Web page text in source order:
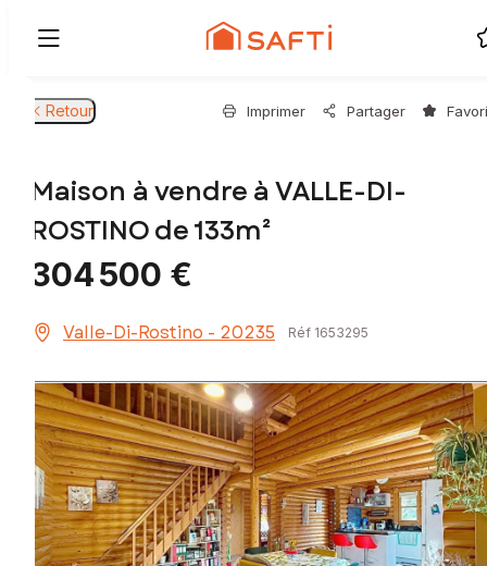
Retour Imprimer Partager
Maison à vendre à VALLE-DI-
ROSTINO de 133m²
304 500 €
Valle-Di-Rostino - 20235 Réf 1653295